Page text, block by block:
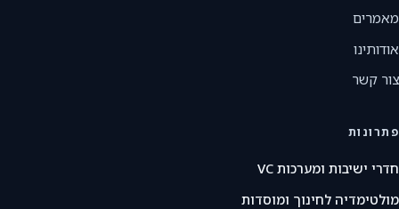
מאמרים
אודותינו
צור קשר
פתרונות
חדרי ישיבות ומערכות VC
מולטימדיה לחינוך ומוסדות